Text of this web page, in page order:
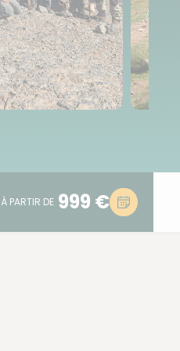
À PARTIR DE 999 €